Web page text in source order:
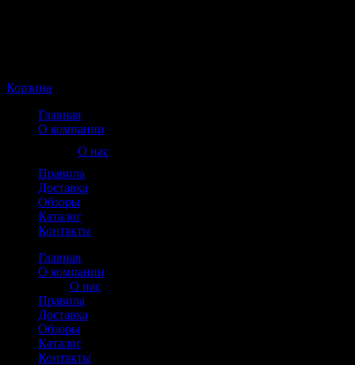
Корзина
Главная
О компании
О нас
Правила
Доставка
Обзоры
Каталог
Контакты
Главная
О компании
О нас
Правила
Доставка
Обзоры
Каталог
Контакты